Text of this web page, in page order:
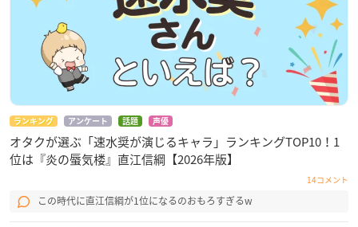
ランキング アンケート 話題 声優
オタクが選ぶ「速水奨が演じるキャラ」ランキングTOP10！1
位は『炎の蜃気楼』直江信綱【2026年版】
14コメント
この時代に直江信綱が1位になるのおもろすぎるw